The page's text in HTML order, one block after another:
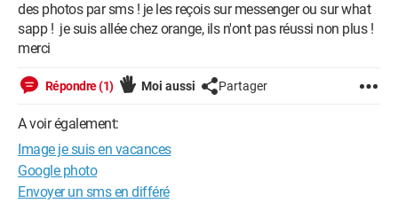
des photos par sms ! je les reçois sur messenger ou sur what
sapp ! je suis allée chez orange, ils n'ont pas réussi non plus !
merci
Répondre (1) Moi aussi Partager
A voir également:
Image je suis en vacances
Google photo
Envoyer un sms en différé